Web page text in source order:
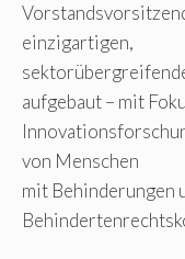
einzigartigen,
aufgebaut – mit
von Menschen
mit Behinderungen